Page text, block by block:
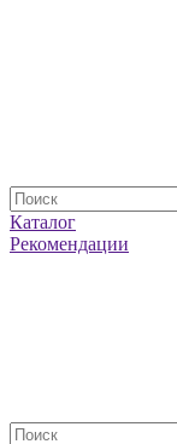
Каталог
Рекомендации